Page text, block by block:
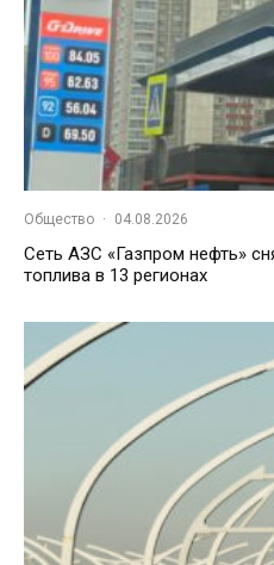
Общество · 04.08.2026
Сеть АЗС «Газпром нефть»
топлива в 13 регионах